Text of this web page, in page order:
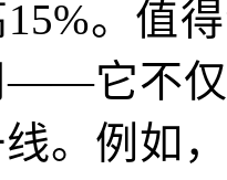
。值
——它不
。例如